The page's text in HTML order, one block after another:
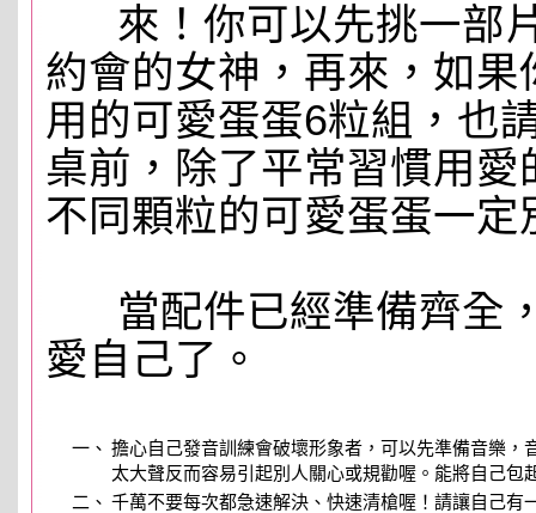
來！你可以先挑一部
約會的女神，再來，如
用的可愛蛋蛋6粒組，也
桌前，除了平常習慣用
不同顆粒的可愛蛋蛋一定
當配件已經準備齊全
愛自己了。
一、 擔心自己發音訓練會破壞形象者，可以先準備音樂，
太大聲反而容易引起別人關心或規勸喔。能將自己包
二、 千萬不要每次都急速解決、快速清槍喔！請讓自己有